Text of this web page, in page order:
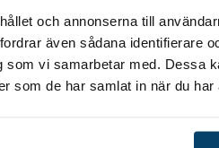
och annonserna till
även sådana identifierare
vi samarbetar med. Dessa
som de har samlat in när du
Konferensen
På konferenssidan
ladda ned >>